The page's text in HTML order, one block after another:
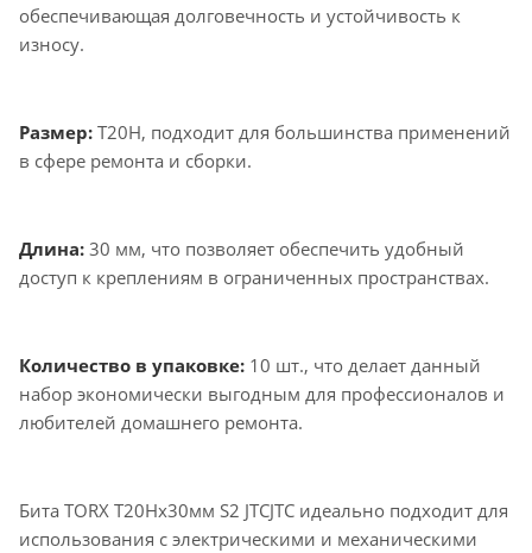
обеспечивающая долговечность и устойчивость к
износу.
Размер: Т20Н, подходит для большинства применений
в сфере ремонта и сборки.
Длина: 30 мм, что позволяет обеспечить удобный
доступ к креплениям в ограниченных пространствах.
Количество в упаковке: 10 шт., что делает данный
набор экономически выгодным для профессионалов и
любителей домашнего ремонта.
Бита TORX T20Hх30мм S2 JTCJTC идеально подходит для
использования с электрическими и механическими